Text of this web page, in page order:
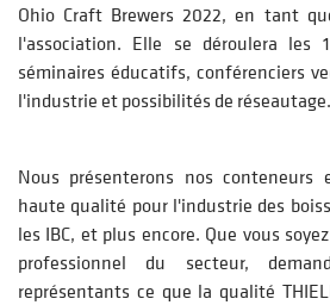
Ohio Craft Brewers 2022, en tant
l'association. Elle se déroulera les
séminaires éducatifs, conférenciers
l'industrie et possibilités de réseautage.
Nous présenterons nos conteneurs
haute qualité pour l'industrie des
les IBC, et plus encore. Que vous
professionnel du secteur,
représentants ce que la qualité